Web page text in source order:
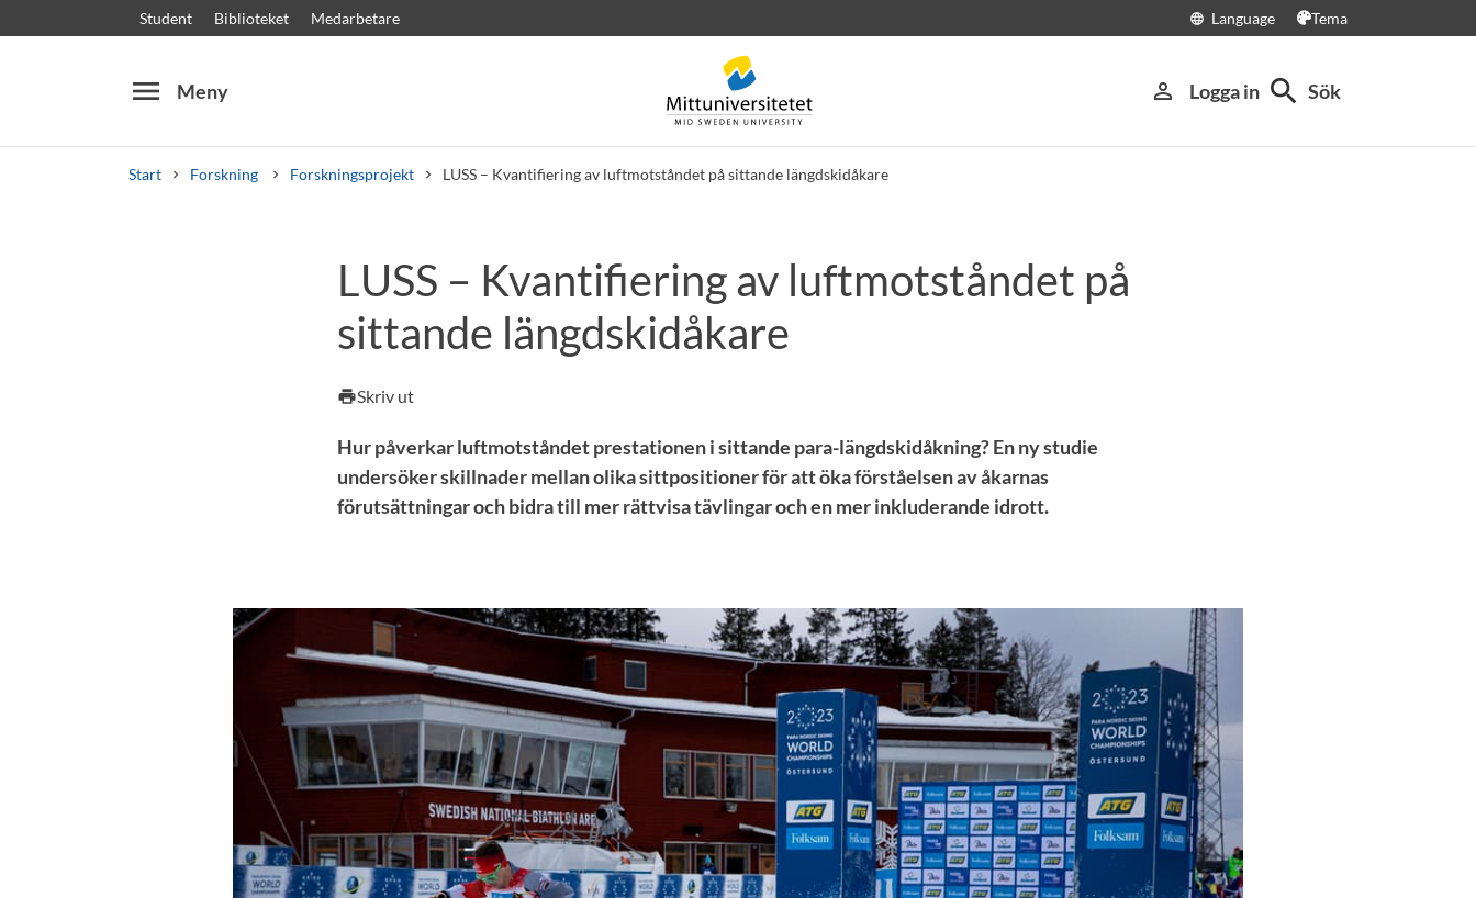
Student Biblioteket Medarbetare language Language Tema
menu Meny person_outline Logga in search Sök
Start Forskning Forskningsprojekt LUSS – Kvantifiering av luftmotståndet på sittande längdskidåkare
KursplanerVälkomstbrevPersonal Lediga jobb
LUSS – Kvantifiering av luftmotståndet på
sittande längdskidåkare
printSkriv ut
Hur påverkar luftmotståndet prestationen i sittande para-längdskidåkning? En ny studie
undersöker skillnader mellan olika sittpositioner för att öka förståelsen av åkarnas
förutsättningar och bidra till mer rättvisa tävlingar och en mer inkluderande idrott.